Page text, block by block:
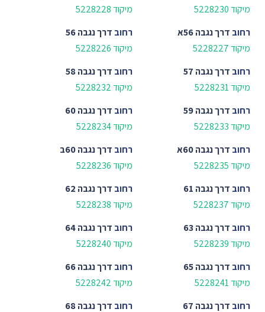
מיקוד 5228230
מיקוד 5228228
רחוב דרך נגבה 56א
מיקוד 5228227
רחוב דרך נגבה 56
מיקוד 5228226
רחוב דרך נגבה 57
מיקוד 5228231
רחוב דרך נגבה 58
מיקוד 5228232
רחוב דרך נגבה 59
מיקוד 5228233
רחוב דרך נגבה 60
מיקוד 5228234
רחוב דרך נגבה 60א
מיקוד 5228235
רחוב דרך נגבה 60ב
מיקוד 5228236
רחוב דרך נגבה 61
מיקוד 5228237
רחוב דרך נגבה 62
מיקוד 5228238
רחוב דרך נגבה 63
מיקוד 5228239
רחוב דרך נגבה 64
מיקוד 5228240
רחוב דרך נגבה 65
מיקוד 5228241
רחוב דרך נגבה 66
מיקוד 5228242
רחוב דרך נגבה 67
רחוב דרך נגבה 68